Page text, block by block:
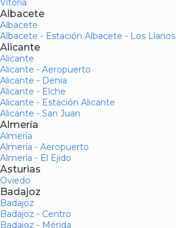
Vitoria
Albacete
Albacete
Albacete - Estación Albacete - Los Llanos
Alicante
Alicante
Alicante - Aeropuerto
Alicante - Denia
Alicante - Elche
Alicante - Estación Alicante
Alicante - San Juan
Almería
Almería
Almería - Aeropuerto
Almería - El Ejido
Asturias
Oviedo
Badajoz
Badajoz
Badajoz - Centro
Badajoz - Mérida